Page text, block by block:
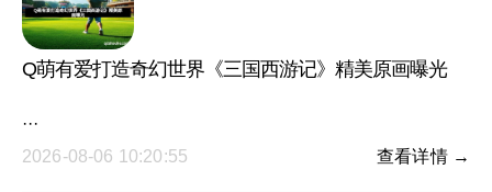
Q萌有爱打造奇幻世界《三国西游记》精美原画曝光
···
2026-08-06 10:20:55
查看详情 →